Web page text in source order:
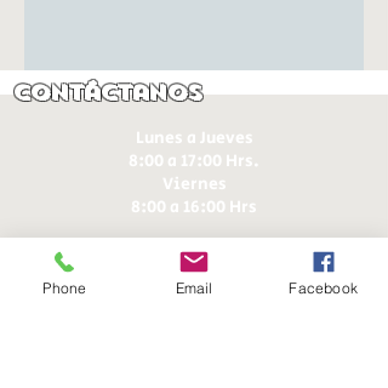
Contáctanos
Lunes a Jueves
8:00 a 17:00 Hrs.
Viernes
8:00 a 16:00 Hrs​
Sábados
9:00 a 16:30 Hrs
Domingos
Phone Email Facebook